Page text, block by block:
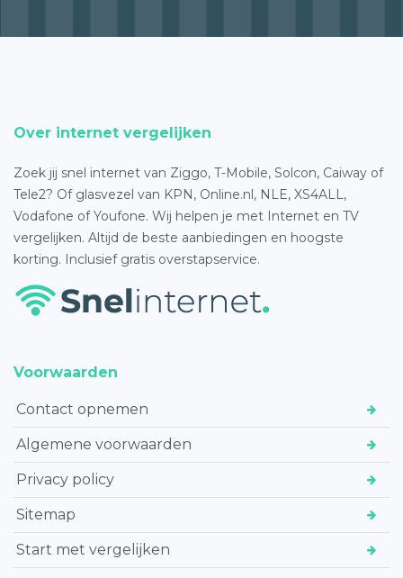
Over internet vergelijken
Zoek jij snel internet van Ziggo, T-Mobile, Solcon, Caiway of
Tele2? Of glasvezel van KPN, Online.nl, NLE, XS4ALL,
Vodafone of Youfone. Wij helpen je met Internet en TV
vergelijken. Altijd de beste aanbiedingen en hoogste
korting. Inclusief gratis overstapservice.
Voorwaarden
Contact opnemen
Algemene voorwaarden
Privacy policy
Sitemap
Start met vergelijken